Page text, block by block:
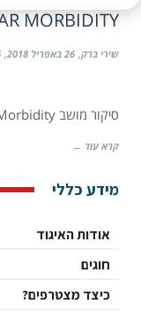
MORBIDITY
שירי ברק 26 באפריל 2018
סיקור מושב Hypertension and Cardiovascular Morbidity
קרא עוד ←
מידע כללי
אודות האיגוד
חוגים
כיצד מצטרפים?